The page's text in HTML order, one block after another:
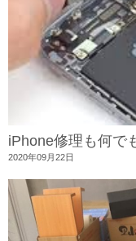
iPhone修理も何で
2020年09月22日